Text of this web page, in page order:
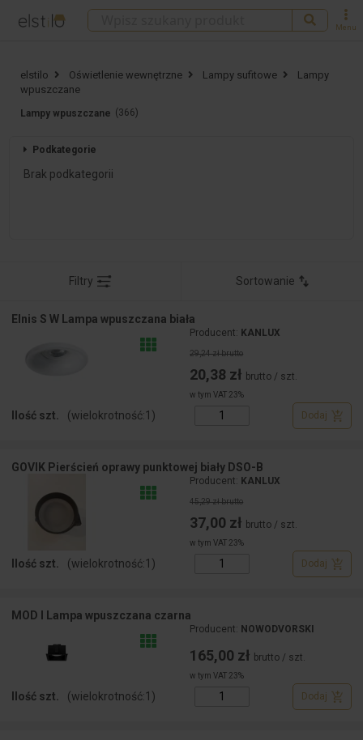
Menu
elstilo Oświetlenie wewnętrzne Lampy sufitowe
Lampy
wpuszczane
Lampy wpuszczane (366)
Podkategorie
Brak podkategorii
Filtry Sortowanie
Elnis S W Lampa wpuszczana biała
Producent: KANLUX
29,24 zł brutto
20,38 zł brutto / szt.
w tym VAT 23%
Ilość szt. (wielokrotność:1 ) Dodaj
GOVIK Pierścień oprawy punktowej biały DSO-B
Producent: KANLUX
45,29 zł brutto
37,00 zł brutto / szt.
w tym VAT 23%
Ilość szt. (wielokrotność:1 ) Dodaj
MOD I Lampa wpuszczana czarna
Producent: NOWODVORSKI
165,00 zł brutto / szt.
w tym VAT 23%
Ilość szt. (wielokrotność:1 ) Dodaj